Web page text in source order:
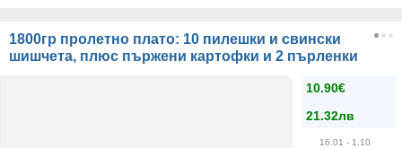
1800гр пролетно плато: 10 пилешки и свински
шишчета, плюс пържени картофки и 2 пърленки
10.90€
21.32лв
16.01 - 1.10